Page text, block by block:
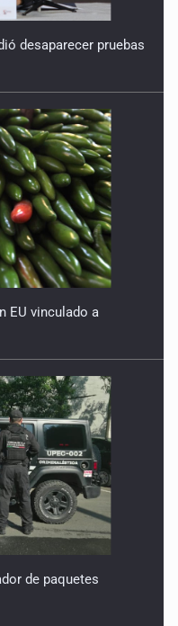
desaparecer pruebas
vinculado a
de paquetes